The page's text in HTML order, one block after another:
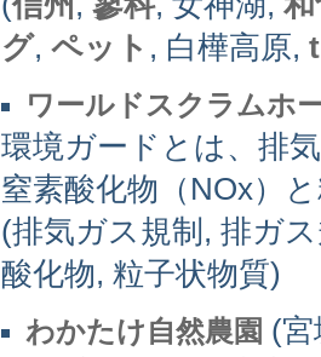
グ, ペット , 白樺高原,
ワールドスクラムホ
環境ガードとは、排
窒素酸化物（NOx）
(排気ガス規制, 排ガ
酸化物, 粒子状物質)
わかたけ自然農園 (